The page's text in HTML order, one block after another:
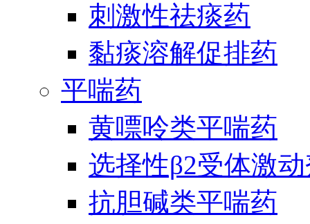
刺激性祛痰药
黏痰溶解促排药
平喘药
黄嘌呤类平喘药
选择性β2受体激
抗胆碱类平喘药